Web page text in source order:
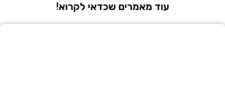
עוד מאמרים שכדאי לקרוא!